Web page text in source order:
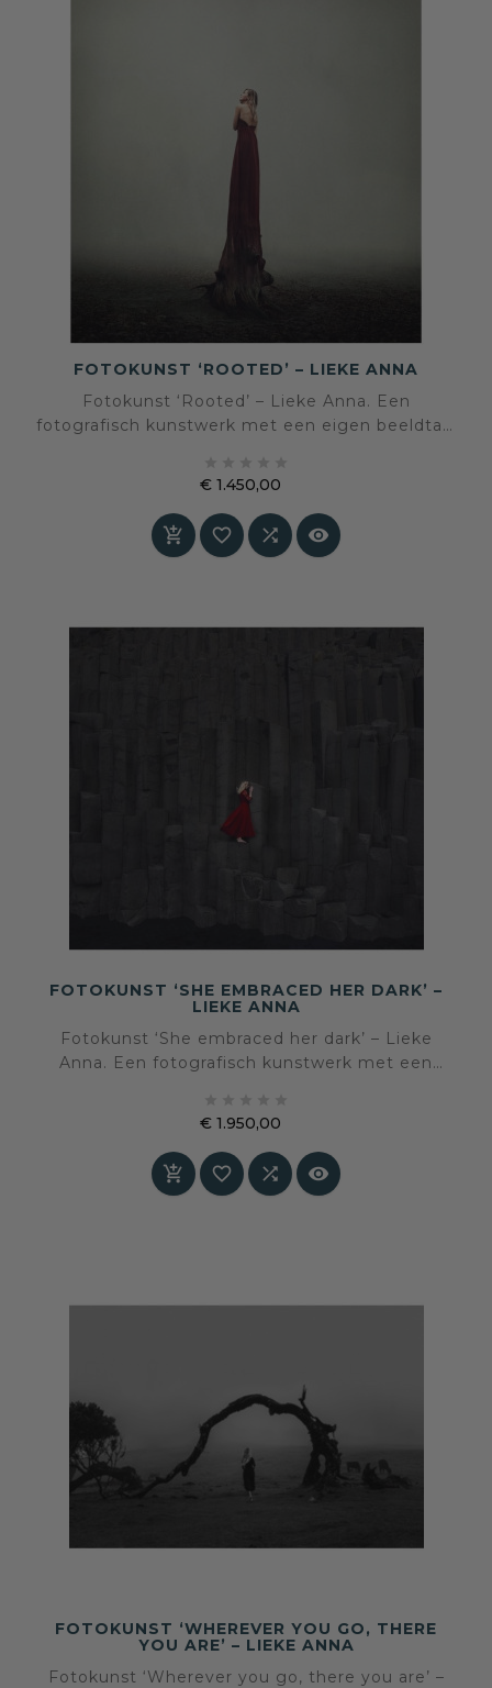
FOTOKUNST ‘ROOTED’ – LIEKE ANNA
Fotokunst ‘Rooted’ – Lieke Anna. Een
fotografisch kunstwerk met een eigen beeldtaal
€ 1.450,00
   
FOTOKUNST ‘SHE EMBRACED HER DARK’ –
LIEKE ANNA
Fotokunst ‘She embraced her dark’ – Lieke
Anna. Een fotografisch kunstwerk met een
centraal staan.
€ 1.950,00
   
FOTOKUNST ‘WHEREVER YOU GO, THERE
YOU ARE’ – LIEKE ANNA
Fotokunst ‘Wherever you go, there you are’ –